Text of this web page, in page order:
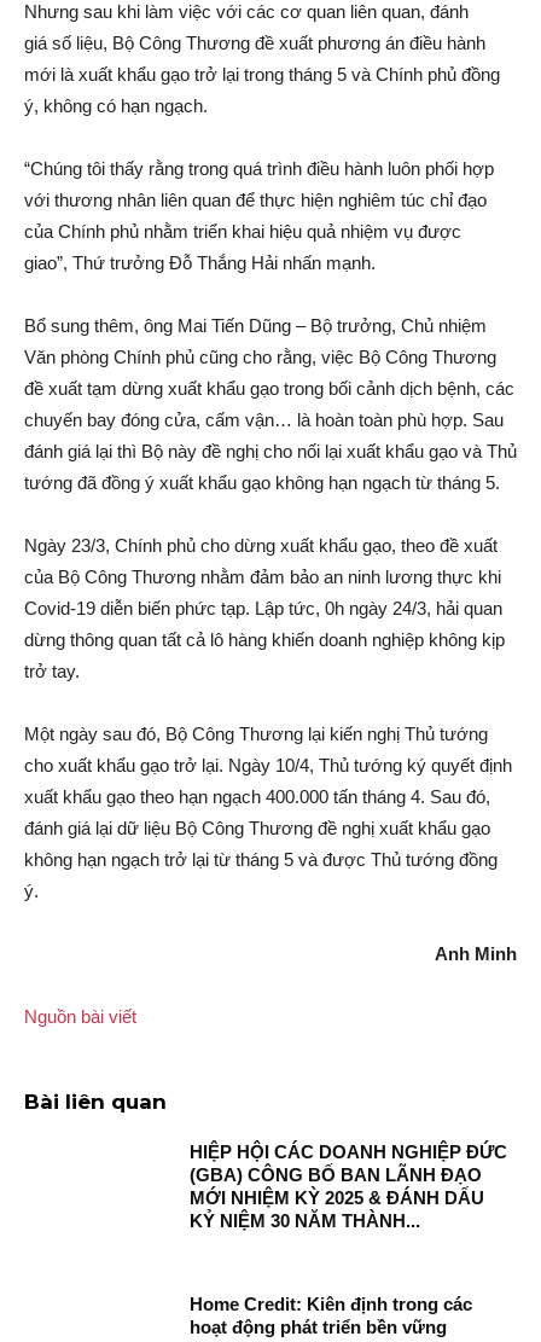
Nhưng sau khi làm việc với các cơ quan liên quan, đánh
giá số liệu, Bộ Công Thương đề xuất phương án điều hành
mới là xuất khẩu gạo trở lại trong tháng 5 và Chính phủ đồng
ý, không có hạn ngạch.
“Chúng tôi thấy rằng trong quá trình điều hành luôn phối hợp
với thương nhân liên quan để thực hiện nghiêm túc chỉ đạo
của Chính phủ nhằm triển khai hiệu quả nhiệm vụ được
giao”, Thứ trưởng Đỗ Thắng Hải nhấn mạnh.
Bổ sung thêm, ông Mai Tiến Dũng – Bộ trưởng, Chủ nhiệm
Văn phòng Chính phủ cũng cho rằng, việc Bộ Công Thương
đề xuất tạm dừng xuất khẩu gạo trong bối cảnh dịch bệnh, các
chuyến bay đóng cửa, cấm vận… là hoàn toàn phù hợp. Sau
đánh giá lại thì Bộ này đề nghị cho nối lại xuất khẩu gạo và Thủ
tướng đã đồng ý xuất khẩu gạo không hạn ngạch từ tháng 5.
Ngày 23/3, Chính phủ cho dừng xuất khẩu gạo, theo đề xuất
của Bộ Công Thương nhằm đảm bảo an ninh lương thực khi
Covid-19 diễn biến phức tạp. Lập tức, 0h ngày 24/3, hải quan
dừng thông quan tất cả lô hàng khiến doanh nghiệp không kịp
trở tay.
Một ngày sau đó, Bộ Công Thương lại kiến nghị Thủ tướng
cho xuất khẩu gạo trở lại. Ngày 10/4, Thủ tướng ký quyết định
xuất khẩu gạo theo hạn ngạch 400.000 tấn tháng 4. Sau đó,
đánh giá lại dữ liệu Bộ Công Thương đề nghị xuất khẩu gạo
không hạn ngạch trở lại từ tháng 5 và được Thủ tướng đồng
ý.
Anh Minh
Nguồn bài viết
Bài liên quan
HIỆP HỘI CÁC DOANH NGHIỆP ĐỨC
(GBA) CÔNG BỐ BAN LÃNH ĐẠO
MỚI NHIỆM KỲ 2025 & ĐÁNH DẤU
KỶ NIỆM 30 NĂM THÀNH...
Home Credit: Kiên định trong các
hoạt động phát triển bền vững